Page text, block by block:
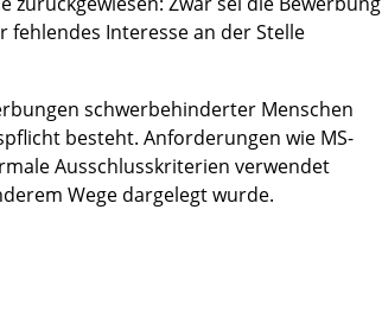
fehlendes Interesse an der Stelle
schwerbehinderter Menschen
besteht. Anforderungen wie MS-
Ausschlusskriterien verwendet
Wege dargelegt wurde.